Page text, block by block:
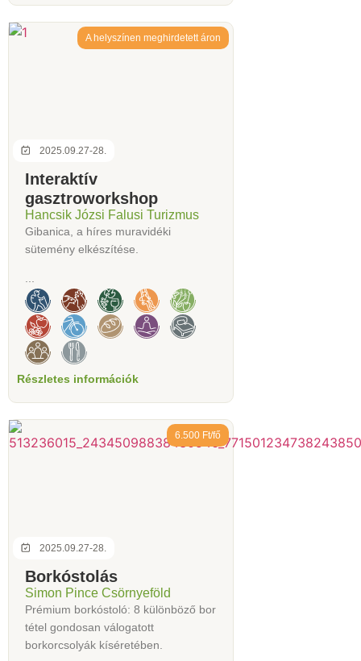
2025.09.27-28.
A helyszínen meghirdetett áron
Interaktív
gasztroworkshop
Hancsik Józsi Falusi Turizmus
Gibanica, a híres muravidéki
sütemény elkészítése.
...
Részletes információk
2025.09.27-28.
6.500 Ft/fő
Borkóstolás
Simon Pince Csörnyeföld
Prémium borkóstoló: 8 különböző bor
tétel gondosan válogatott
borkorcsolyák kíséretében.